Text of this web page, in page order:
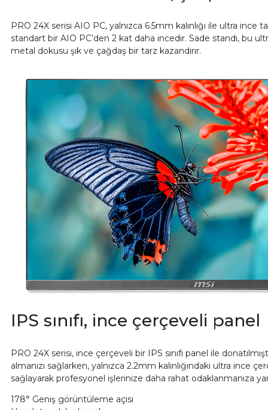
PRO 24X serisi AIO PC, yalnızca 6.5mm kalınlığı ile ultra
standart bir AIO PC’den 2 kat daha incedir. Sade standı, bu
metal dokusu şık ve çağdaş bir tarz kazandırır.
IPS sınıfı, ince çerçeveli panel
PRO 24X serisi, ince çerçeveli bir IPS sınıfı panel ile
almanızı sağlarken, yalnızca 2.2mm kalınlığındaki ultra
sağlayarak profesyonel işlerinize daha rahat odaklanmanıza
178° Geniş görüntüleme açısı